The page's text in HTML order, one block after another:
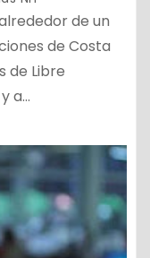
de un
de Costa
de Libre
a…